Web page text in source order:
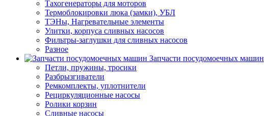
Тахогенераторы для моторов
Термоблокировки люка (замки), УБЛ
ТЭНы, Нагревательные элементы
Улитки, корпуса сливных насосов
Фильтры-заглушки для сливных насосов
Разное
Запчасти посудомоечных машин
Петли, пружины, тросики
Разбрызгиватели
Ремкомплекты, уплотнители
Рециркуляционные насосы
Ролики корзин
Сливные насосы